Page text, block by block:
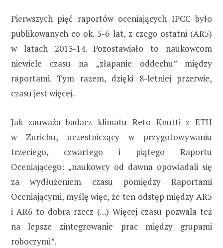
Pierwszych pięć raportów oceniających IPCC było
publikowanych co ok. 5-6 lat, z czego ostatni (AR5)
w latach 2013-14. Pozostawiało to naukowcom
niewiele czasu na „złapanie oddechu” między
raportami. Tym razem, dzięki 8-letniej przerwie,
czasu jest więcej.
Jak zauważa badacz klimatu Reto Knutti z ETH
w Zurichu, uczestniczący w przygotowywaniu
trzeciego, czwartego i piątego Raportu
Oceniającego: „naukowcy od dawna opowiadali się
za wydłużeniem czasu pomiędzy Raportami
Oceniającymi, myślę więc, że ten odstęp między AR5
i AR6 to dobra rzecz (…) Więcej czasu pozwala też
na lepsze zintegrowanie prac między grupami
roboczymi”.